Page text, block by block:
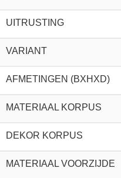
UITRUSTING
VARIANT
AFMETINGEN (BXHXD)
MATERIAAL KORPUS
DEKOR KORPUS
MATERIAAL VOORZIJDE